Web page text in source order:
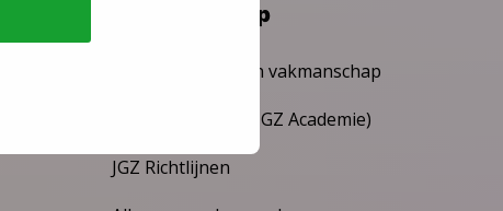
Vakmanschap
Waardengedreven vakmanschap
Expertisepakket (JGZ Academie)
JGZ Richtlijnen